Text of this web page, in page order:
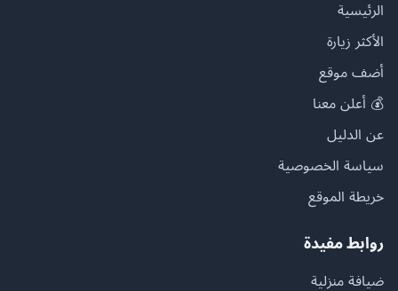
الرئيسية
الأكثر زيارة
أضف موقع
💰 أعلن معنا
عن الدليل
سياسة الخصوصية
خريطة الموقع
روابط مفيدة
ضيافة منزلية